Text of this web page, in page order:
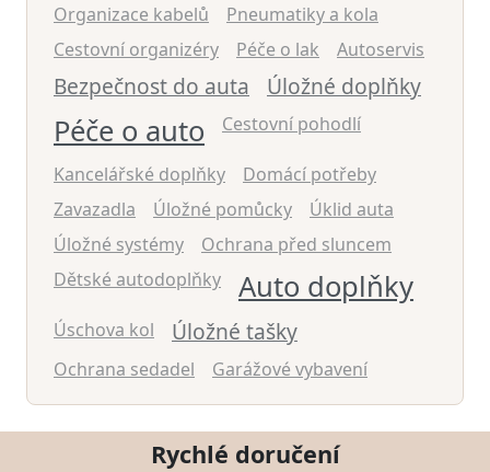
Organizace kabelů
Pneumatiky a kola
Cestovní organizéry
Péče o lak Autoservis
Bezpečnost do auta Úložné doplňky
Péče o auto Cestovní pohodlí
Kancelářské doplňky
Domácí potřeby
Zavazadla
Úložné pomůcky
Úklid auta
Úložné systémy
Ochrana před sluncem
Dětské autodoplňky
Auto doplňky
Úschova kol Úložné tašky
Ochrana sedadel Garážové vybavení
Rychlé doručení